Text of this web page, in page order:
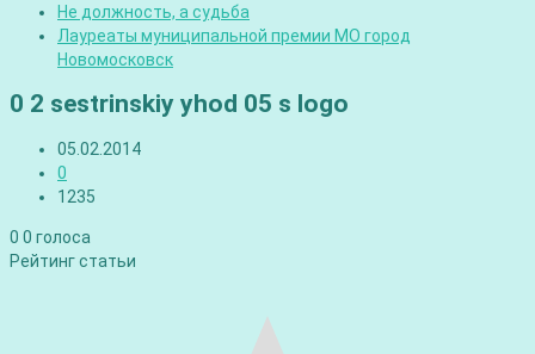
Не должность, а судьба
Лауреаты муниципальной премии МО город
Новомосковск
0 2 sestrinskiy yhod 05 s logo
05.02.2014
0
1235
0 0 голоса
Рейтинг статьи